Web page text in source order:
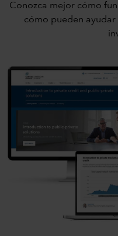
Conozca mejor cómo
cómo pueden ayudar